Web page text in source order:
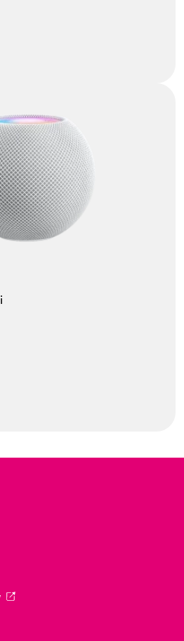
Tab geöffnet)
(Wird in einem neuen Tab geöffnet)
in einem neuen Tab geöffnet)